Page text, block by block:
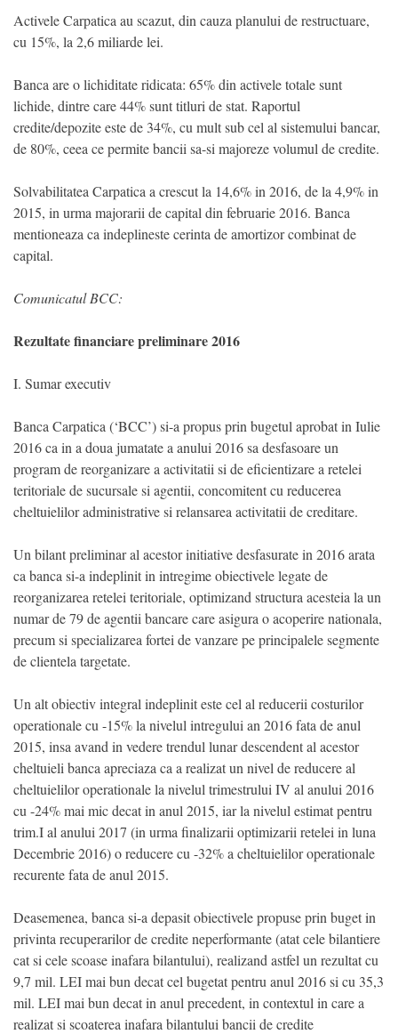
Activele Carpatica au scazut, din cauza planului de restructuare,
cu 15%, la 2,6 miliarde lei.
Banca are o lichiditate ridicata: 65% din activele totale sunt
lichide, dintre care 44% sunt titluri de stat. Raportul
credite/depozite este de 34%, cu mult sub cel al sistemului bancar,
de 80%, ceea ce permite bancii sa-si majoreze volumul de credite.
Solvabilitatea Carpatica a crescut la 14,6% in 2016, de la 4,9% in
2015, in urma majorarii de capital din februarie 2016. Banca
mentioneaza ca indeplineste cerinta de amortizor combinat de
capital.
Comunicatul BCC:
Rezultate financiare preliminare 2016
I. Sumar executiv
Banca Carpatica (‘BCC’) si-a propus prin bugetul aprobat in Iulie
2016 ca in a doua jumatate a anului 2016 sa desfasoare un
program de reorganizare a activitatii si de eficientizare a retelei
teritoriale de sucursale si agentii, concomitent cu reducerea
cheltuielilor administrative si relansarea activitatii de creditare.
Un bilant preliminar al acestor initiative desfasurate in 2016 arata
ca banca si-a indeplinit in intregime obiectivele legate de
reorganizarea retelei teritoriale, optimizand structura acesteia la un
numar de 79 de agentii bancare care asigura o acoperire nationala,
precum si specializarea fortei de vanzare pe principalele segmente
de clientela targetate.
Un alt obiectiv integral indeplinit este cel al reducerii costurilor
operationale cu -15% la nivelul intregului an 2016 fata de anul
2015, insa avand in vedere trendul lunar descendent al acestor
cheltuieli banca apreciaza ca a realizat un nivel de reducere al
cheltuielilor operationale la nivelul trimestrului IV al anului 2016
cu -24% mai mic decat in anul 2015, iar la nivelul estimat pentru
trim.I al anului 2017 (in urma finalizarii optimizarii retelei in luna
Decembrie 2016) o reducere cu -32% a cheltuielilor operationale
recurente fata de anul 2015.
Deasemenea, banca si-a depasit obiectivele propuse prin buget in
privinta recuperarilor de credite neperformante (atat cele bilantiere
cat si cele scoase inafara bilantului), realizand astfel un rezultat cu
9,7 mil. LEI mai bun decat cel bugetat pentru anul 2016 si cu 35,3
mil. LEI mai bun decat in anul precedent, in contextul in care a
realizat si scoaterea inafara bilantului bancii de credite